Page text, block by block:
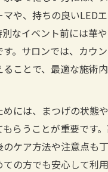
マや、持ちの良いLED
別なイベント前には華
。サロンでは、カウ
ことで、最適な施術
には、まつげの状態
らうことが重要です
のケア方法や注意点も
の方でも安心して利用